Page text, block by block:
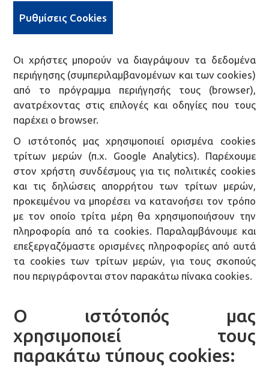
Ρυθμίσεις Cookies
Οι χρήστες μπορούν να διαγράψουν τα δεδομένα
περιήγησης (συμπεριλαμβανομένων και των cookies)
από το πρόγραμμα περιήγησής τους (browser),
ανατρέχοντας στις επιλογές και οδηγίες που τους
παρέχει ο browser.
Ο ιστότοπός μας χρησιμοποιεί ορισμένα cookies
τρίτων μερών (π.χ. Google Analytics). Παρέχουμε
στον χρήστη συνδέσμους για τις πολιτικές cookies
και τις δηλώσεις απορρήτου των τρίτων μερών,
προκειμένου να μπορέσει να κατανοήσει τον τρόπο
με τον οποίο τρίτα μέρη θα χρησιμοποιήσουν την
πληροφορία από τα cookies. Παραλαμβάνουμε και
επεξεργαζόμαστε ορισμένες πληροφορίες από αυτά
τα cookies των τρίτων μερών, για τους σκοπούς
που περιγράφονται στον παρακάτω πίνακα cookies.
Ο ιστότοπός μας
χρησιμοποιεί τους
παρακάτω τύπους cookies: